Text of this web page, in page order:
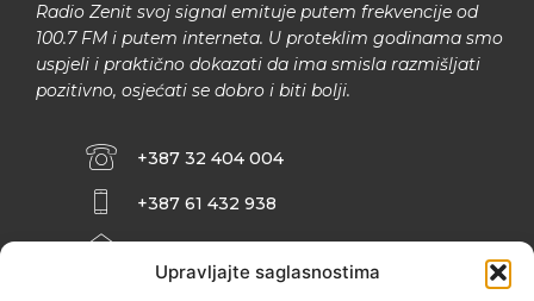
Upravljajte saglasnostima
Radio Zenit svoj signal emituje putem frekvencije od
100.7 FM i putem interneta. U proteklim godinama smo
uspjeli i praktično dokazati da ima smisla razmišljati
pozitivno, osjećati se dobro i biti bolji.
+387 32 404 004
+387 61 432 938
INFO@ZENIT.BA